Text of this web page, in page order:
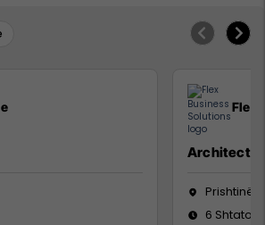
Flex
Architect
Prishtinë
6 Shtator